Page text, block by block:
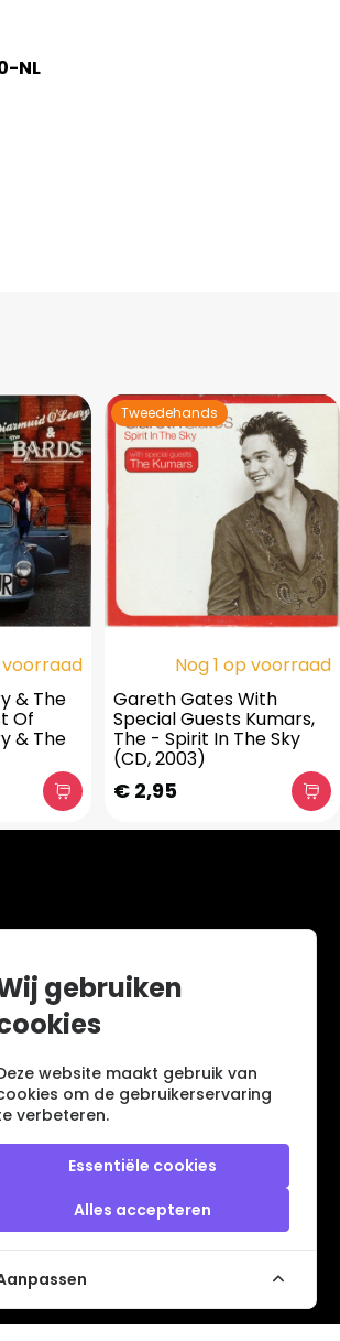
NL
voorraad
& The
Of
& The
Tweedehands
Nog 1 op voorraad
Gareth Gates With
Special Guests Kumars,
The - Spirit In The Sky
(CD, 2003)
€ 2,95
gebruiken
website maakt gebruik van
om de gebruikerservaring
verbeteren.
Essentiële cookies
Alles accepteren